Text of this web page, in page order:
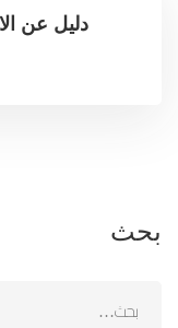
دليل عن
بحث